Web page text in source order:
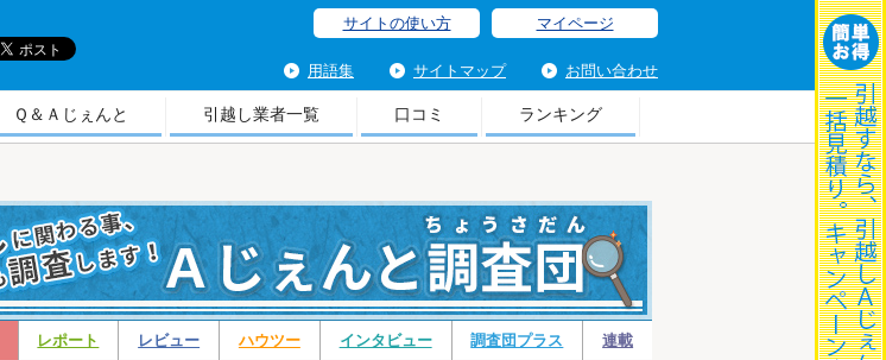
サイトの使い方 マイページ
用語集 サイトマップ お問い合わせ
Ｑ＆Ａじぇんと 引越し業者一覧 口コミ ランキング
レポート レビュー ハウツー インタビュー 調査団プラス 連載